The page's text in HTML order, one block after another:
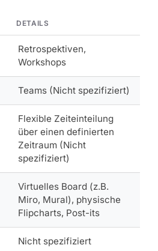
DETAILS
Retrospektiven,
Workshops
Teams (Nicht spezifiziert)
Flexible Zeiteinteilung
über einen definierten
Zeitraum (Nicht
spezifiziert)
Virtuelles Board (z.B.
Miro, Mural), physische
Flipcharts, Post-its
Nicht spezifiziert